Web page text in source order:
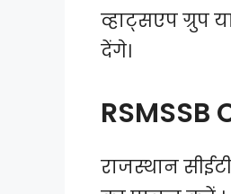
व्हाट्सएप ग्रुप
देंगे।
राजस्थान